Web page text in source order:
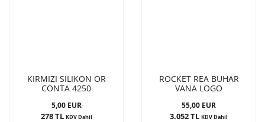
KIRMIZI SILIKON OR
CONTA 4250
5,00 EUR
278 TL KDV Dahil
ROCKET REA BUHAR
VANA LOGO
55,00 EUR
3.052 TL KDV Dahil